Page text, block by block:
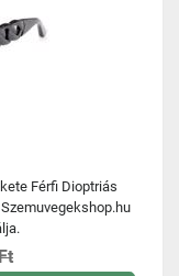
Férfi Dioptriás